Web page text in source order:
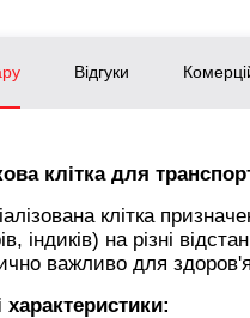
Відгуки
клітка для
клітка
індиків) на різні
важливо для здоров'я
характеристики: